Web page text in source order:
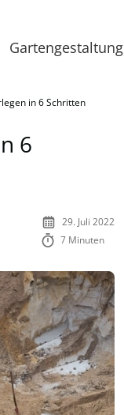
Gartengestaltung
in 6 Schritten
6
29. Juli 2022
7 Minuten